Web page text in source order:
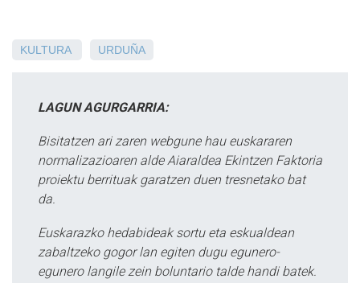
KULTURA URDUÑA
LAGUN AGURGARRIA:
Bisitatzen ari zaren webgune hau euskararen
normalizazioaren alde Aiaraldea Ekintzen Faktoria
proiektu berrituak garatzen duen tresnetako bat
da.
Euskarazko hedabideak sortu eta eskualdean
zabaltzeko gogor lan egiten dugu egunero-
egunero langile zein boluntario talde handi batek.